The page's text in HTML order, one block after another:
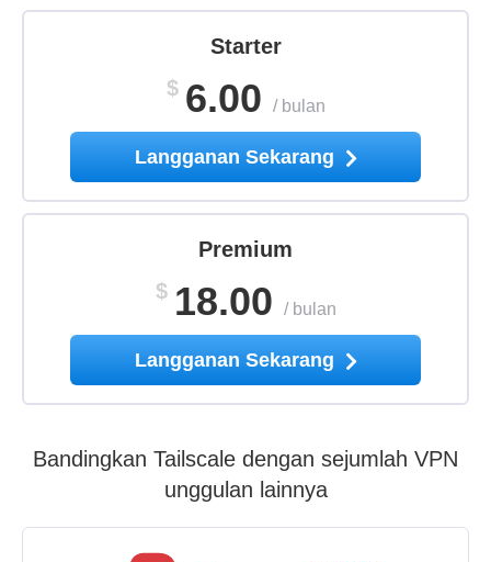
Starter
$ 6.00 / bulan
Langganan Sekarang
Premium
$ 18.00 / bulan
Langganan Sekarang
Bandingkan Tailscale dengan sejumlah VPN
unggulan lainnya